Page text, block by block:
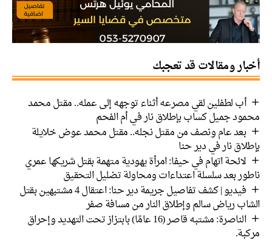
أخبار ومقالات قد تعجبك
أب لطفلين لقي مصرعه أثناء توجهه إلى عمله.. مقتل محمد
محمود جميل كساب بإطلاق نار في أم الفحم
بعد عام ونصف من مقتل نجله.. مقتل محمد عوض خلايلة
بإطلاق نار في دير حنا
لائحة اتهام في حيفا: امرأة يهودية متهمة بقتل شريكها عمري
ناطور بعد سلسلة اعتداءات ومحاولة تضليل التحقيق
فيديو | كشف تفاصيل جريمة دير حنا: اعتقال 4 مشتبهين بقتل
الشاب رياض سالم وإطلاق النار من مسافة صفر
الناصرة: مشتبه قاصر (16 عامًا) بابتزاز تحت التهديد وإحراق
مركبة.